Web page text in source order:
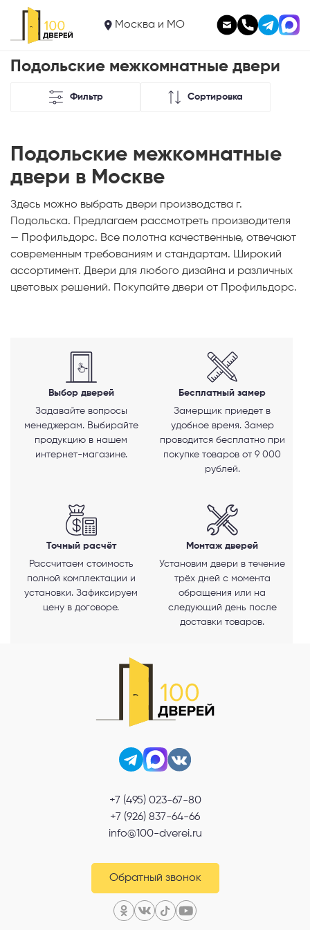
Москва и МО
Подольские межкомнатные двери
Фильтр Сортировка
Подольские межкомнатные
двери в Москве
Здесь можно выбрать двери производства г.
Подольска. Предлагаем рассмотреть производителя
— Профильдорс. Все полотна качественные, отвечают
современным требованиям и стандартам. Широкий
ассортимент. Двери для любого дизайна и различных
цветовых решений. Покупайте двери от Профильдорс.
Выбор дверей
Задавайте вопросы
менеджерам. Выбирайте
продукцию в нашем
интернет-магазине.
Бесплатный замер
Замерщик приедет в
удобное время. Замер
проводится бесплатно при
покупке товаров от 9 000
рублей.
Точный расчёт
Рассчитаем стоимость
полной комплектации и
установки. Зафиксируем
цену в договоре.
Монтаж дверей
Установим двери в течение
трёх дней с момента
обращения или на
следующий день после
доставки товаров.
+7 (495) 023-67-80
+7 (926) 837-64-66
info@100-dverei.ru
Обратный звонок
Перезвонить
Telegram
Политикой конфиденциальности и даю
обработку персональных данных